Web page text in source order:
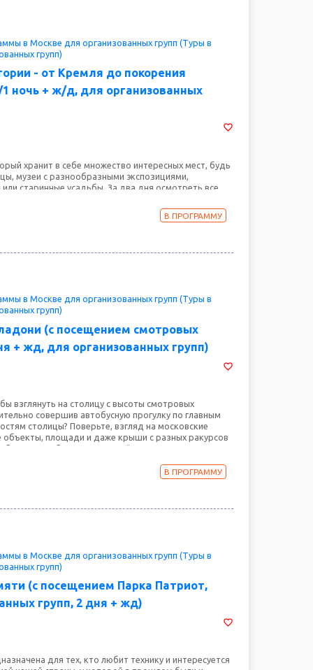
в Москве для организованных групп (Туры в
групп)
- от Кремля до покорения
1 ночь + ж/д, для организованных
хранит в себе множество интересных мест, будь
музеи с разнообразными экспозициями,
старинные усадьбы. За два дня осмотреть все
увидеть очень многое, и в этой экскурсионной
для вас разнообразные экскурсии – от
городским достопримечательностям и
– в Музей Космонавтики, по переулкам Арбата
домой массу впечатлений!
В ПРОГРАММУ
в Москве для организованных групп (Туры в
групп)
(с посещением смотровых
+ жд, для организованных групп)
взглянуть на столицу с высоты смотровых
совершив автобусную прогулку по главным
столицы? Поверьте, взгляд на московские
объекты, площади и даже крыши с разных ракурсов
Тем более, не каждый день удается
в историю отечественный космонавтики и
выставке достижений советского времени – ВДНХ.
В ПРОГРАММУ
в Москве для организованных групп (Туры в
групп)
(с посещением Парка Патриот,
групп, 2 дня + жд)
для тех, кто любит технику и интересуется